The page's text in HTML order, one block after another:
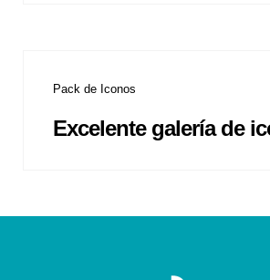
Pack de Iconos
Excelente galería de